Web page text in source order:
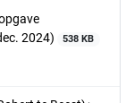
2024)
538 KB